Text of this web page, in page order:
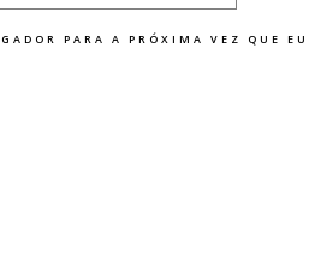
PARA A PRÓXIMA VEZ QUE